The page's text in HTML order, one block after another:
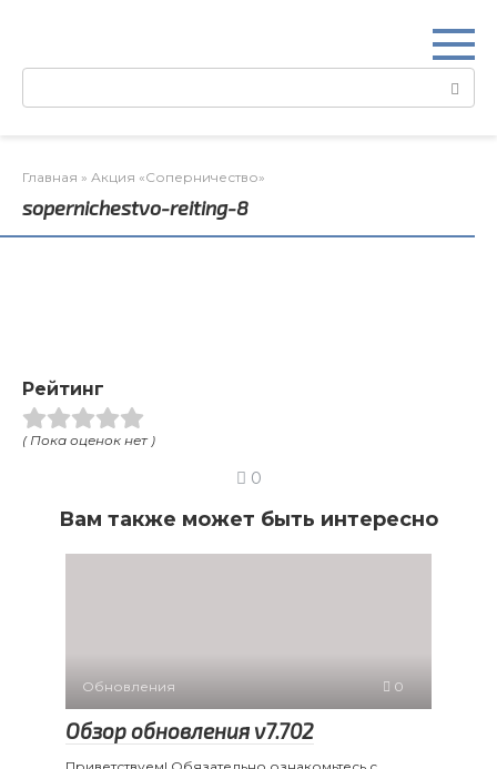
Поиск:
Главная » Акция «Соперничество»
sopernichestvo-reiting-8
Рейтинг
( Пока оценок нет )
0
Вам также может быть интересно
Обновления 0
Обзор обновления v7.702